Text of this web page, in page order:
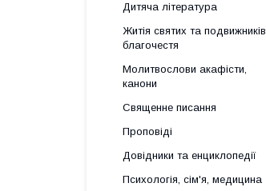
Дитяча література
Житія святих та подвижників
благочестя
Молитвослови акафісти,
канони
Священне писання
Проповіді
Довідники та енциклопедії
Психологія, сім'я, медицина